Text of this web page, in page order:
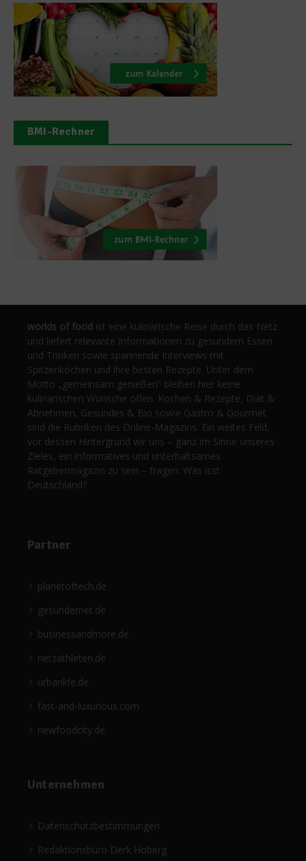
BMI-Rechner
worlds of food ist eine kulinarische Reise durch das Netz
und liefert relevante Informationen zu gesundem Essen
und Trinken sowie spannende Interviews mit
Spitzenköchen und ihre besten Rezepte. Unter dem
Motto „gemeinsam genießen“ bleiben hier keine
kulinarischen Wünsche offen. Kochen & Rezepte, Diät &
Abnehmen, Gesundes & Bio sowie Gastro & Gourmet
sind die Rubriken des Online-Magazins. Ein weites Feld,
vor dessen Hintergrund wir uns – ganz im Sinne unseres
Zieles, ein informatives und unterhaltsames
Ratgebermagazin zu sein – fragen: Was isst
Deutschland?
Partner
planetoftech.de
gesündernet.de
businessandmore.de
netzathleten.de
urbanlife.de
fast-and-luxurious.com
newfoodcity.de
Unternehmen
Datenschutzbestimmungen
Redaktionsbüro Derk Hoberg